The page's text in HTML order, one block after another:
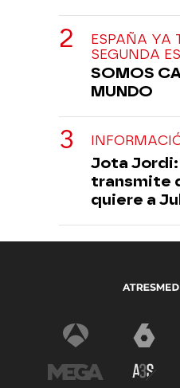
ESPAÑA YA
SEGUNDA
SOMOS
MUNDO
Jota Jordi:
transmite
quiere a